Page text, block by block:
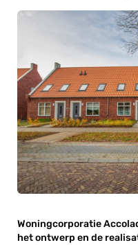
Woningcorporatie
het ontwerp en de